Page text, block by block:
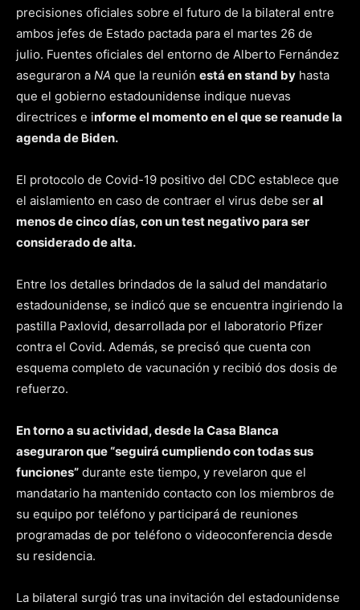
precisiones oficiales sobre el futuro de la bilateral entre
ambos jefes de Estado pactada para el martes 26 de
julio. Fuentes oficiales del entorno de Alberto Fernández
aseguraron a NA que la reunión está en stand by hasta
que el gobierno estadounidense indique nuevas
directrices e informe el momento en el que se reanude la
agenda de Biden.
El protocolo de Covid-19 positivo del CDC establece que
el aislamiento en caso de contraer el virus debe seral
menos de cinco días, con un test negativo para ser
considerado de alta.
Entre los detalles brindados de la salud del mandatario
estadounidense, se indicó que se encuentra ingiriendo la
pastilla Paxlovid, desarrollada por el laboratorio Pfizer
contra el Covid. Además, se precisó que cuenta con
esquema completo de vacunación y recibió dos dosis de
refuerzo.
En torno a su actividad, desde la Casa Blanca
aseguraron que “seguirá cumpliendo con todas sus
funciones” durante este tiempo, y revelaron que el
mandatario ha mantenido contacto con los miembros de
su equipo por teléfono y participará de reuniones
programadas de por teléfono o videoconferencia desde
su residencia.
La bilateral surgió tras una invitación del estadounidense